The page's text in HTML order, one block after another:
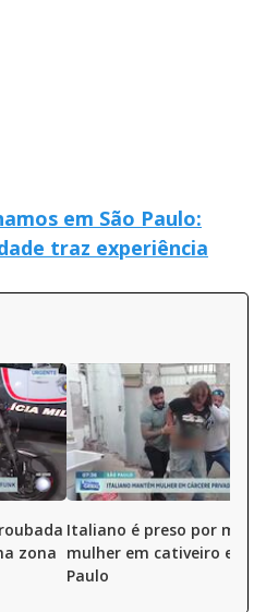
em São Paulo:
traz experiência
zona
Italiano é preso por
mulher em cativeiro em
Paulo